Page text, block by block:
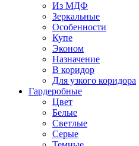
Из МДФ
Зеркальные
Особенности
Купе
Эконом
Назначение
В коридор
Для узкого коридора
Гардеробные
Цвет
Белые
Светлые
Серые